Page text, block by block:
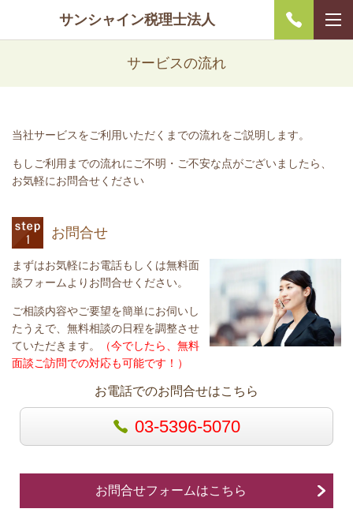
サンシャイン税理士法人
サービスの流れ
当社サービスをご利用いただくまでの流れをご説明します。
もしご利用までの流れにご不明・ご不安な点がございましたら、
お気軽にお問合せください
お問合せ
まずはお気軽にお電話もしくは無料面
談フォームよりお問合せください。
ご相談内容やご要望を簡単にお伺いし
たうえで、無料相談の日程を調整させ
ていただきます。
（今でしたら、無料
面談ご訪問での対応も可能です！）
お電話でのお問合せはこちら
03-5396-5070
お問合せフォームはこちら